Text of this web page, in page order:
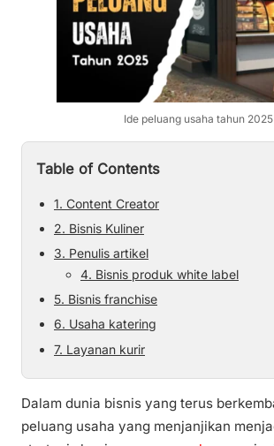
Ide peluang usaha tahun 2025
Table of Contents
1. Content Creator
2. Bisnis Kuliner
3. Penulis artikel
4. Bisnis produk white label
5. Bisnis franchise
6. Usaha katering
7. Layanan kurir
Dalam dunia bisnis yang terus
peluang usaha yang menjanjikan